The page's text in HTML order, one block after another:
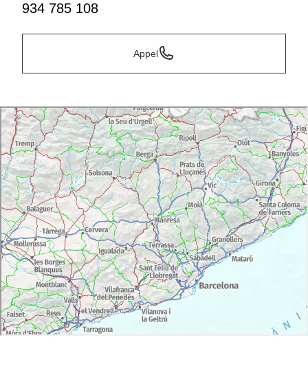
934 785 108
Appel